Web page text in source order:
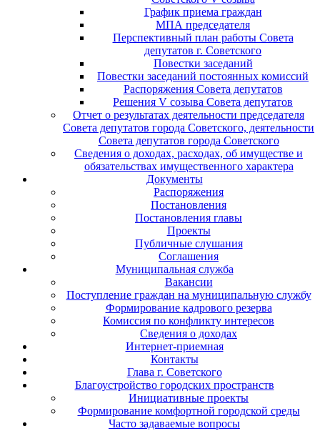
График приема граждан
МПА председателя
Перспективный план работы Совета
депутатов г. Советского
Повестки заседаний
Повестки заседаний постоянных комиссий
Распоряжения Совета депутатов
Решения V созыва Совета депутатов
Отчет о результатах деятельности председателя
Совета депутатов города Советского, деятельности
Совета депутатов города Советского
Сведения о доходах, расходах, об имуществе и
обязательствах имущественного характера
Документы
Распоряжения
Постановления
Постановления главы
Проекты
Публичные слушания
Соглашения
Муниципальная служба
Вакансии
Поступление граждан на муниципальную службу
Формирование кадрового резерва
Комиссия по конфликту интересов
Сведения о доходах
Интернет-приемная
Контакты
Глава г. Советского
Благоустройство городских пространств
Инициативные проекты
Формирование комфортной городской среды
Часто задаваемые вопросы